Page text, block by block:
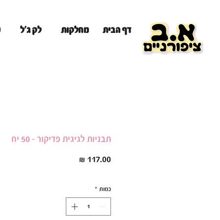
לק ג'ל מחלקות דף הבית
תבניות לגיגית פדיקור - 50 יח
כמות *